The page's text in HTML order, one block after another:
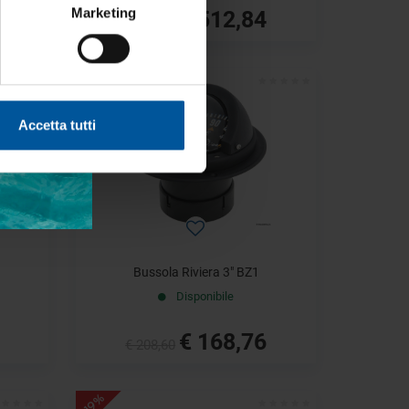
Marketing
Accetta tutti
€ 732,63 € 512,84
- 19%
Bussola Riviera 3" BZ1
Disponibile
€ 168,76